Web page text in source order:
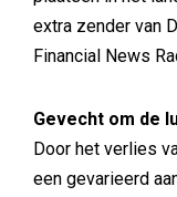
extra zender van
Financial News
Gevecht om de
Door het verlies
een gevarieerd